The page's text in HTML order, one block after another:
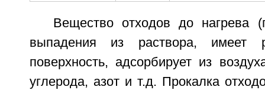
Вещество отходов до нагрева
выпадения из раствора, имеет
поверхность, адсорбирует из
углерода, азот и т.д. Прокалка